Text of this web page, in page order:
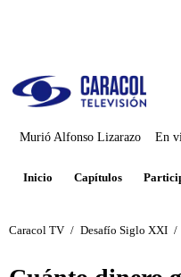
Murió Alfonso Lizarazo En
Inicio Capítulos
Caracol TV / Desafío Siglo XXI /